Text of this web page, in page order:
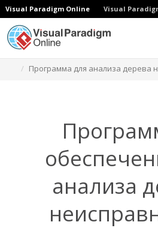
Visual Paradigm Online Visual
Программа для анализа дерева
анализа